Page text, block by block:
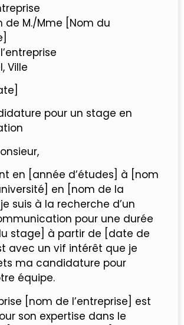
de M./Mme [Nom du
Ville
pour un stage en
en [année d’études] à [nom
en [nom de la
suis à la recherche d’un
pour une durée
stage] à partir de [date de
avec un vif intérêt que je
ma candidature pour
équipe.
[nom de l’entreprise] est
son expertise dans le